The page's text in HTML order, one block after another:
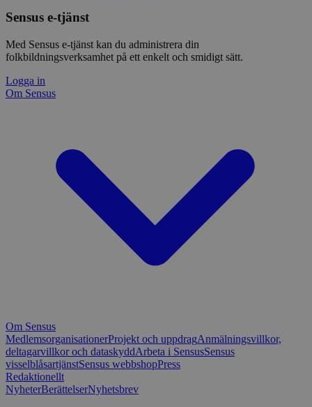
Sensus e-tjänst
Med Sensus e-tjänst kan du administrera din
folkbildningsverksamhet på ett enkelt och smidigt sätt.
Logga in
Om Sensus
Om Sensus
MedlemsorganisationerProjekt och uppdragAnmälningsvillkor,
deltagarvillkor och dataskyddArbeta i SensusSensus
visselblåsartjänstSensus webbshopPress
Redaktionellt
NyheterBerättelserNyhetsbrev